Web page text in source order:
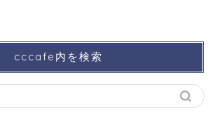
cccafe内を検索